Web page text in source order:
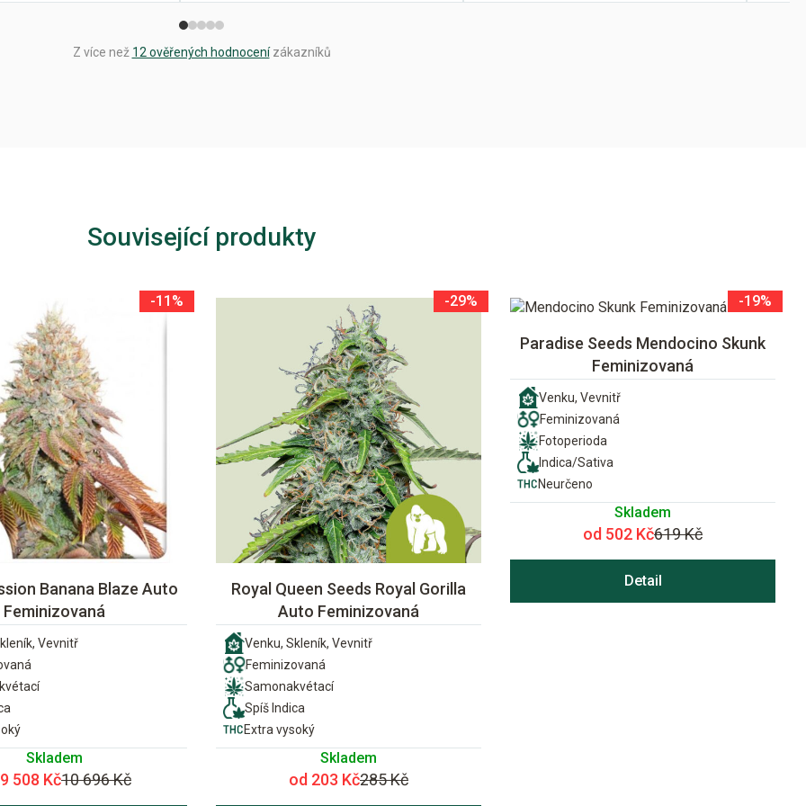
Z více než 12 ověřených hodnocenízákazníků
Související produkty
-11%
Banana Blaze Auto
Feminizovaná
Vevnitř
Skladem
508 Kč10 696 Kč
-29%
Royal Queen Seeds Royal Gorilla
Auto Feminizovaná
Venku, Skleník, Vevnitř
Feminizovaná
Samonakvétací
Spíš Indica
Extra vysoký
Skladem
od 203 Kč285 Kč
-19%
Paradise Seeds Mendocino Skunk
Feminizovaná
Venku, Vevnitř
Feminizovaná
Fotoperioda
Indica/Sativa
Neurčeno
Skladem
od 502 Kč619 Kč
Detail